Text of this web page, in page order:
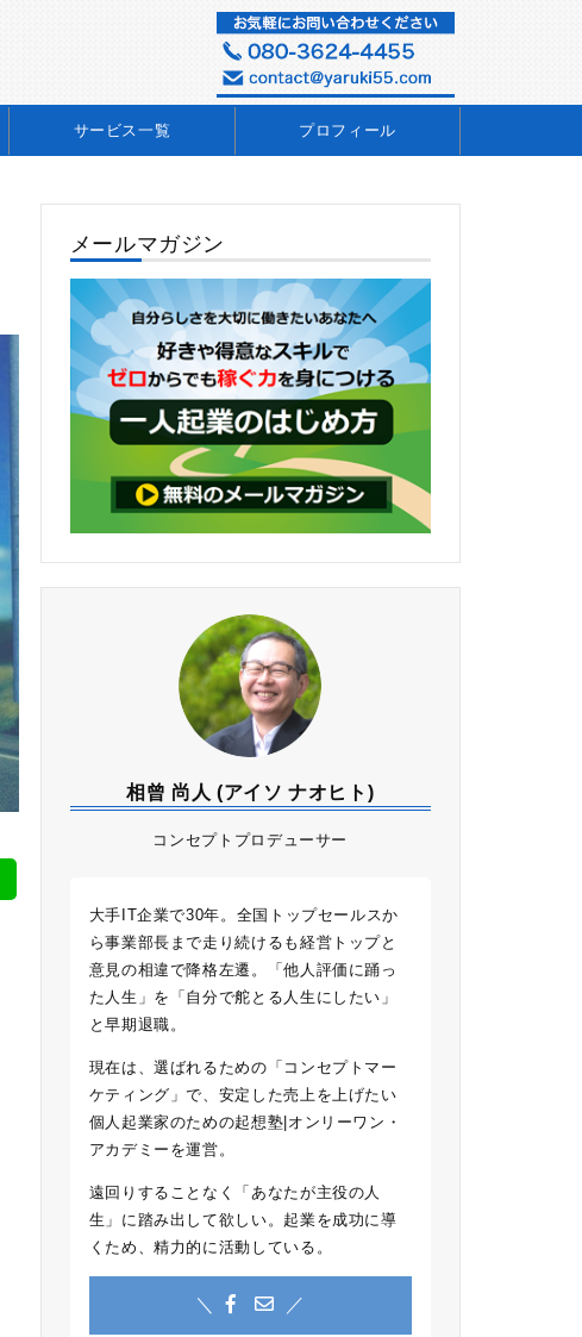
サービス一覧 プロフィール
メールマガジン
相曾 尚人 (アイソ ナオヒト)
コンセプトプロデューサー
大手IT企業で30年。全国トップセールスか
ら事業部長まで走り続けるも経営トップと
意見の相違で降格左遷。「他人評価に踊っ
た人生」を「自分で舵とる人生にしたい」
と早期退職。
現在は、選ばれるための「コンセプトマー
ケティング」で、安定した売上を上げたい
個人起業家のための起想塾|オンリーワン・
アカデミーを運営。
遠回りすることなく「あなたが主役の人
生」に踏み出して欲しい。起業を成功に導
くため、精力的に活動している。
＼ ／